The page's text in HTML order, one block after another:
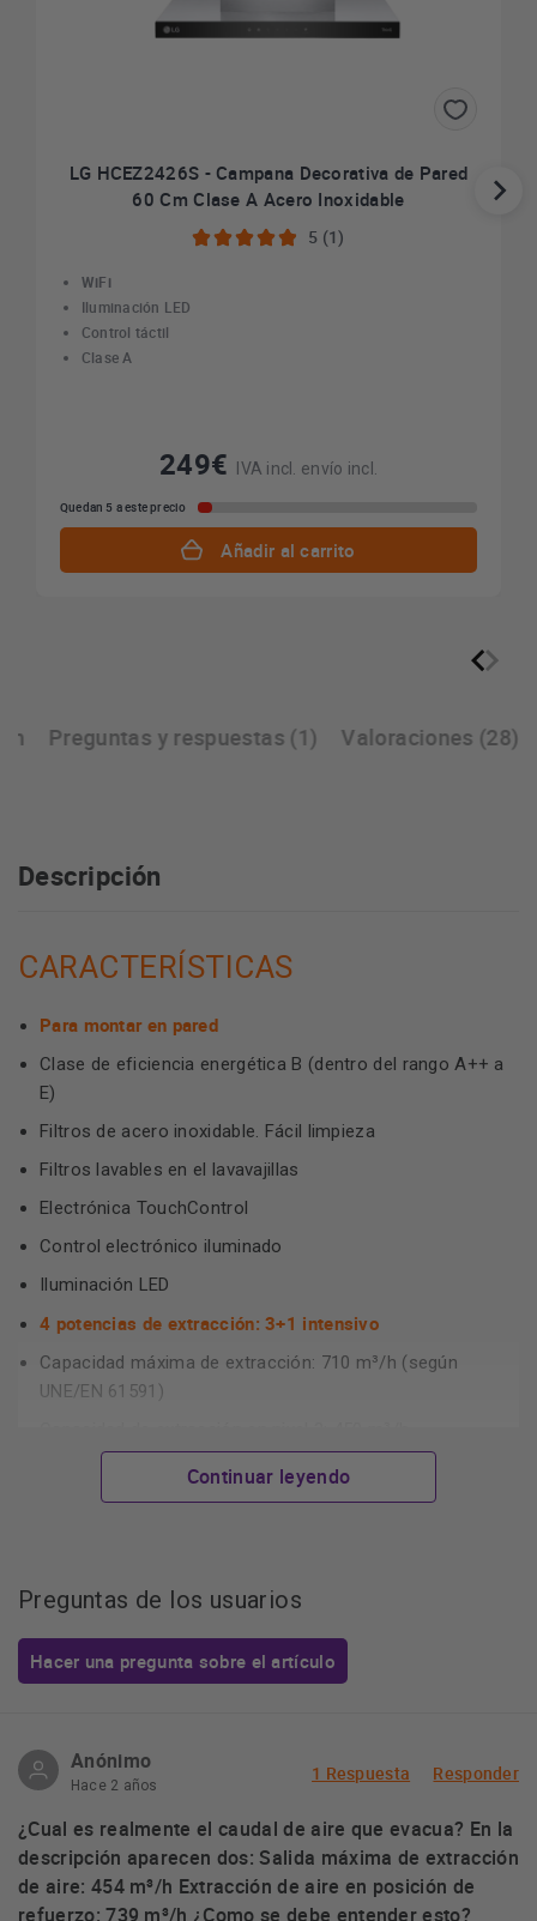
LG HCEZ2426S - Campana Decorativa de Pared
60 Cm Clase A Acero Inoxidable
5 (1)
WiFi
Iluminación LED
Control táctil
Clase A
249€ IVA incl. envío incl.
Quedan 5 a este precio
Añadir al carrito
Preguntas y respuestas (1) Valoraciones (28)
Descripción
CARACTERÍSTICAS
Para montar en pared
Clase de eficiencia energética B (dentro del rango A++ a
E)
Filtros de acero inoxidable. Fácil limpieza
Filtros lavables en el lavavajillas
Electrónica TouchControl
Control electrónico iluminado
Iluminación LED
4 potencias de extracción: 3+1 intensivo
Capacidad máxima de extracción: 710 m³/h (según
UNE/EN 61591)
Potencia sonora en nivel 3: 65 dB (A)
Posibilidad de instalarse en recirulación o con salida al
Es imprescindible consultar y respetar las dimensiones de
encastre facilitadas en el manual de instalación
Información técnica
General
Anchura: 75 cm
Continuar leyendo
Preguntas de los usuarios
Hacer una pregunta sobre el artículo
Anónimo
Hace 2 años
1 Respuesta Responder
¿Cual es realmente el caudal de aire que evacua? En la
descripción aparecen dos: Salida máxima de extracción
de aire: 454 m³/h Extracción de aire en posición de
refuerzo: 739 m³/h ¿Como se debe entender esto?